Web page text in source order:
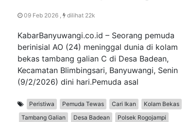
09 Feb 2026 , dilihat 22k
KabarBanyuwangi.co.id – Seorang pemuda
berinisial AO (24) meninggal dunia di kolam
bekas tambang galian C di Desa Badean,
Kecamatan Blimbingsari, Banyuwangi, Senin
(9/2/2026) dini hari.Pemuda asal
Peristiwa Pemuda Tewas Cari Ikan
Kolam Bekas
Tambang Galian
Desa Badean
Polsek Rogojampi